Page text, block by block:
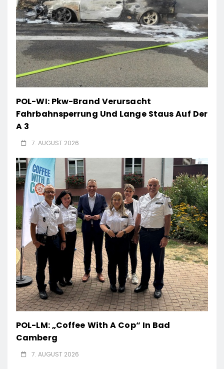
POL-WI: Pkw-Brand Verursacht
Fahrbahnsperrung Und Lange Staus Auf Der
A 3
7. AUGUST 2026
POL-LM: „Coffee With A Cop“ In Bad
Camberg
7. AUGUST 2026